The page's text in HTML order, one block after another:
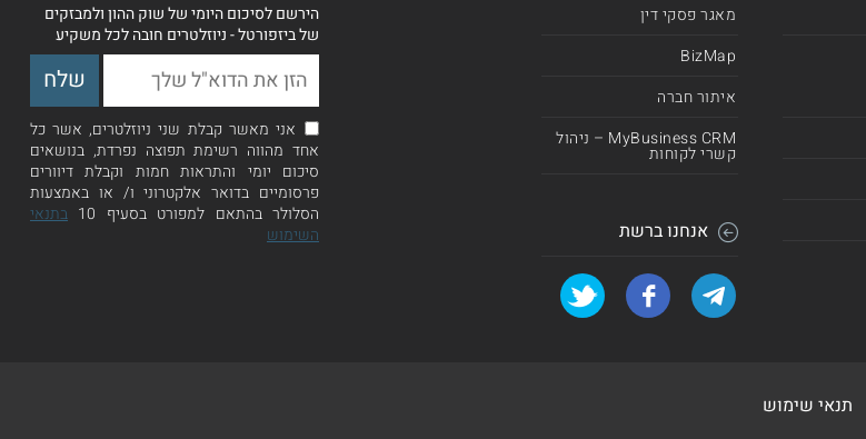
מאגר פסקי דין
BizMap
איתור חברה
MyBusiness CRM – ניהול
קשרי לקוחות
אנחנו ברשת
הירשם לסיכום היומי של שוק ההון ולמבזקים
של ביזפורטל - ניוזלטרים חובה לכל משקיע
אני מאשר קבלת שני ניוזלטרים, אשר כל
אחד מהווה רשימת תפוצה נפרדת, בנושאים
סיכום יומי והתראות חמות וקבלת דיוורים
פרסומיים בדואר אלקטרוני ו/ או באמצעות
הסלולר בהתאם למפורט בסעיף 10
בתנאי
השימוש
תנאי שימוש